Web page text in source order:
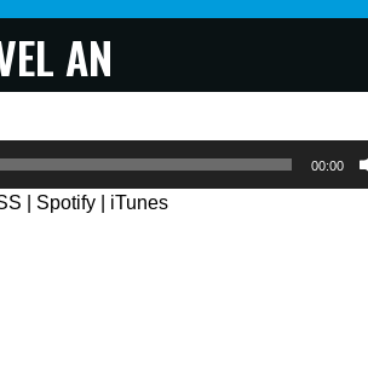
AN
00:00
Spotify iTunes